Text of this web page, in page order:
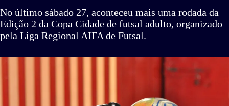
No último sábado 27, aconteceu mais uma rodada da
Edição 2 da Copa Cidade de futsal adulto, organizado
pela Liga Regional AIFA de Futsal.